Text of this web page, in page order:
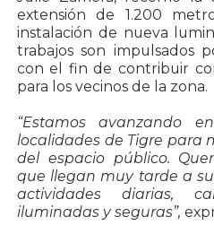
extensión de 1.200
instalación de nueva
trabajos son impulsados
con el fin de contribuir
para los vecinos de la zona.
“Estamos avanzando
localidades de Tigre para
del espacio público.
que llegan muy tarde a
actividades diarias,
iluminadas y seguras”,